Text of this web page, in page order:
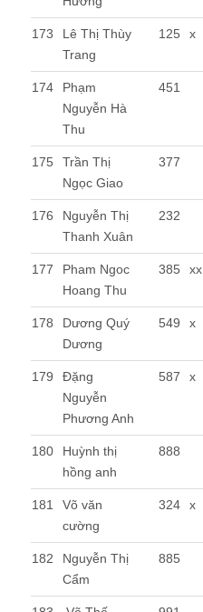
173
Lê Thị Thùy
Trang
125 x
174
Phạm
Nguyễn Hà
Thu
451
175
Trần Thị
Ngọc Giao
377
176
Nguyễn Thị
Thanh Xuân
232
177
Pham Ngoc
Hoang Thu
385 xx
178
Dương Quý
Dương
549 x
179
Đặng
Nguyễn
Phương Anh
587 x
180
Huỳnh thị
hồng anh
888
181
Võ văn
cường
324 x
182
Nguyễn Thị
Cẩm
885